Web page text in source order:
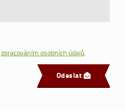
zpracováním osobních údajů
Odeslat